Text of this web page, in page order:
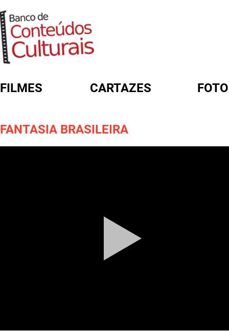
FILMES CARTAZES
FANTASIA BRASILEIRA